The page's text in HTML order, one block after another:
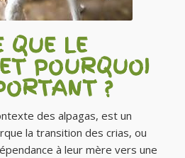
QUE LE
POURQUOI
?
des alpagas, est un
la transition des crias, ou
à leur mère vers une